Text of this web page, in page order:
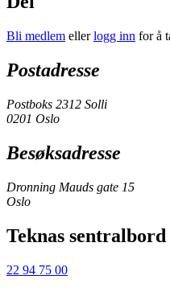
Bli medlem ellerlogg inn for å
Postadresse
Postboks 2312 Solli
0201 Oslo
Besøksadresse
Dronning Mauds gate 15
Oslo
Teknas sentralbord
22 94 75 00